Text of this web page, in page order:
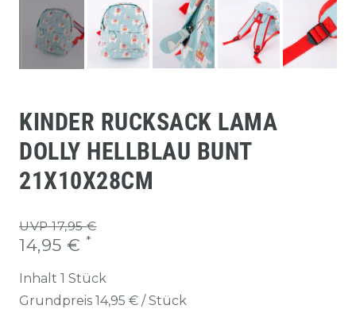
KINDER RUCKSACK LAMA
DOLLY HELLBLAU BUNT
21X10X28CM
UVP 17,95 €
14,95 € *
Inhalt 1 Stück
Grundpreis 14,95 € / Stück